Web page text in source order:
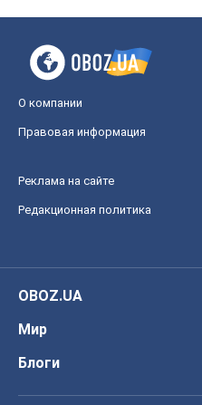
О компании
Правовая информация
Реклама на сайте
Редакционная политика
OBOZ.UA
Мир
Блоги